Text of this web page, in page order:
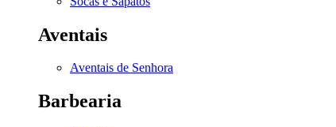
Aventais
Aventais de Senhora
Barbearia